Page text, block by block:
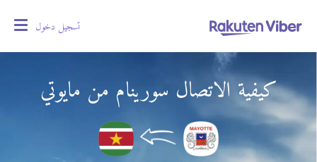
تسجيل دخول
كيفية الاتصال سورينام من مايوتي